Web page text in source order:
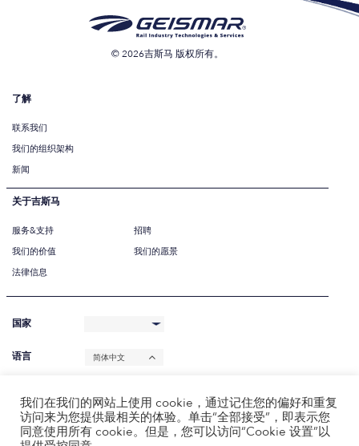
© 2026吉斯马 版权所有。
了解
联系我们
我们的组织架构
新闻
关于吉斯马
服务&支持
招聘
我们的价值
我们的愿景
法律信息
国家
语言 简体中文
我们在我们的网站上使用 cookie，通过记住您的偏好和重复
访问来为您提供最相关的体验。单击“全部接受”，即表示您
同意使用所有 cookie。但是，您可以访问“Cookie 设置”以